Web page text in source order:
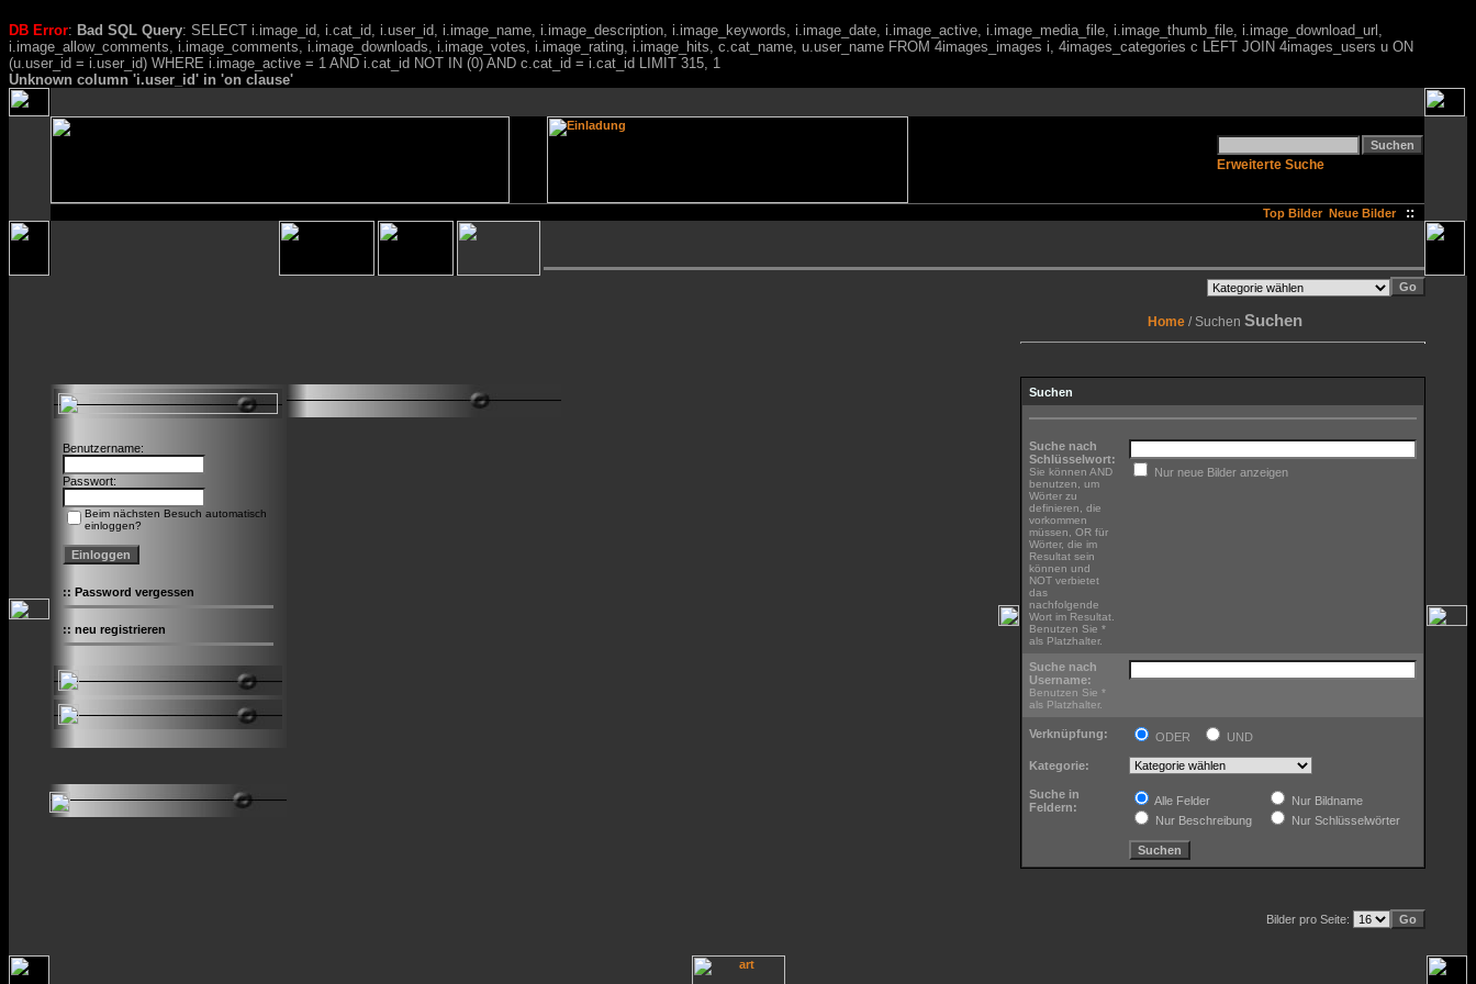
DB Error: Bad SQL Query: SELECT i.image_id, i.cat_id, i.user_id, i.image_name, i.image_description, i.image_keywords, i.image_date, i.image_active, i.image_media_file, i.image_thumb_file, i.image_download_url,
i.image_allow_comments, i.image_comments, i.image_downloads, i.image_votes, i.image_rating, i.image_hits, c.cat_name, u.user_name FROM 4images_images i, 4images_categories c LEFT JOIN 4images_users u ON
(u.user_id = i.user_id) WHERE i.image_active = 1 AND i.cat_id NOT IN (0) AND c.cat_id = i.cat_id LIMIT 315, 1
Unknown column 'i.user_id' in 'on clause'
Erweiterte Suche
Top Bilder Neue Bilder ::
Benutzername:
Passwort:
Beim nächsten Besuch automatisch
einloggen?
:: Password vergessen
:: neu registrieren
Home / Suchen Suchen
Suchen
Suche nach
Schlüsselwort:
Sie können AND
benutzen, um
Wörter zu
definieren, die
vorkommen
müssen, OR für
Wörter, die im
Resultat sein
können und
NOT verbietet
das
nachfolgende
Wort im Resultat.
Benutzen Sie *
als Platzhalter.
Nur neue Bilder anzeigen
Suche nach
Username:
Benutzen Sie *
als Platzhalter.
Verknüpfung: ODER UND
Kategorie:
Suche in
Feldern:
Alle Felder
Nur Bildname
Nur Beschreibung
Nur Schlüsselwörter
Bilder pro Seite: